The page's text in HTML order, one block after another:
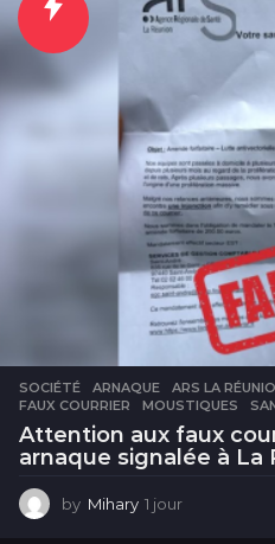
r
e
SOCIÉTÉ ARNAQUE ,ARS LA
FAUX COURRIER
,MOUSTIQUES ,
Attention aux faux
arnaque signalée à La
by Mihary 1 jour